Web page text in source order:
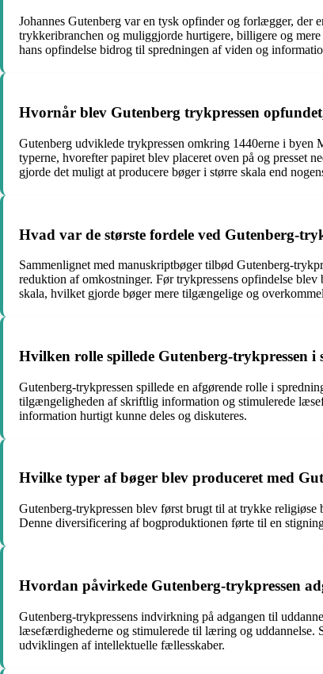
Johannes Gutenberg var en tysk opfinder og forlægger, der
trykkeribranchen og muliggjorde hurtigere, billigere og
hans opfindelse bidrog til spredningen af viden og
Hvornår blev Gutenberg trykpressen
Gutenberg udviklede trykpressen omkring 1440erne i byen
typerne, hvorefter papiret blev placeret oven på og presset
gjorde det muligt at producere bøger i større skala end
Hvad var de største fordele ved Gutenberg-
Sammenlignet med manuskriptbøger tilbød Gutenberg-
reduktion af omkostninger. Før trykpressens opfindelse
skala, hvilket gjorde bøger mere tilgængelige og
Hvilken rolle spillede Gutenberg-trykpressen
Gutenberg-trykpressen spillede en afgørende rolle i
tilgængeligheden af skriftlig information og stimulerede
information hurtigt kunne deles og diskuteres.
Hvilke typer af bøger blev produceret med
Gutenberg-trykpressen blev først brugt til at trykke religiøse
Denne diversificering af bogproduktionen førte til en
Hvordan påvirkede Gutenberg-trykpressen
Gutenberg-trykpressens indvirkning på adgangen til
læsefærdighederne og stimulerede til læring og uddannelse.
udviklingen af intellektuelle fællesskaber.